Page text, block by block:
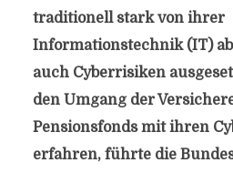
traditionell stark von ihrer
Informationstechnik (IT)
auch Cyberrisiken
den Umgang der
Pensionsfonds mit ihren
erfahren, führte die